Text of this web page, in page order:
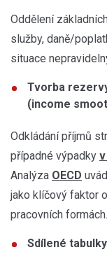
Oddělení
služby, daně/
situace
Tvorba
(income
Odkládání příjmů
případné výpadky
Analýza OECD
jako klíčový faktor
pracovních formách.
Sdílené